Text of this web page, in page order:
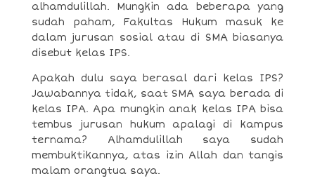
alhamdulillah. Mungkin ada beberapa yang
sudah paham, Fakultas Hukum masuk ke
dalam jurusan sosial atau di SMA biasanya
disebut kelas IPS.
Apakah dulu saya berasal dari kelas IPS?
Jawabannya tidak, saat SMA saya berada di
kelas IPA. Apa mungkin anak kelas IPA bisa
tembus jurusan hukum apalagi di kampus
ternama? Alhamdulillah saya sudah
membuktikannya, atas izin Allah dan tangis
malam orangtua saya.